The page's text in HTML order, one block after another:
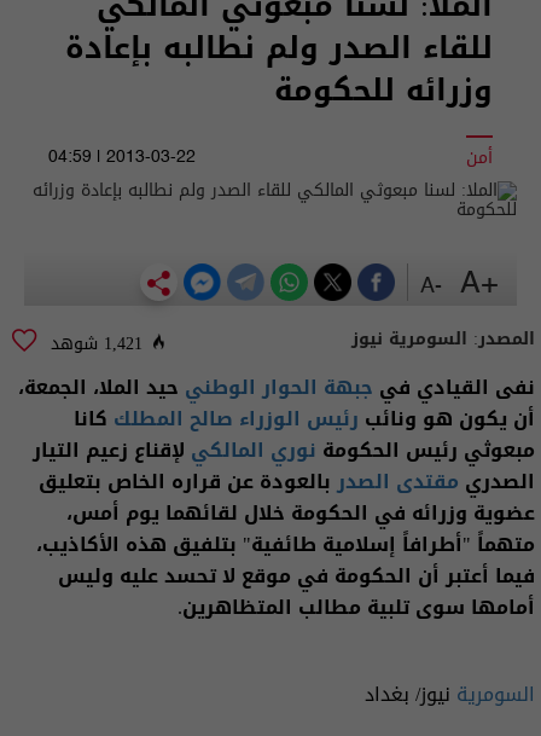
للقاء الصدر ولم نطالبه بإعادة
وزرائه للحكومة
أمن 2013-03-22 | 04:59
المصدر: السومرية نيوز 1,421 شوهد
نفى القيادي في جبهة الحوار الوطني حيد الملا، الجمعة،
أن يكون هو ونائب رئيس الوزراء صالح المطلك كانا
مبعوثي رئيس الحكومة نوري المالكي لإقناع زعيم التيار
الصدري مقتدى الصدربالعودة عن قراره الخاص بتعليق
عضوية وزرائه في الحكومة خلال لقائهما يوم أمس،
متهماً "أطرافاً إسلامية طائفية" بتلفيق هذه الأكاذيب،
فيما أعتبر أن الحكومة في موقع لا تحسد عليه وليس
أمامها سوى تلبية مطالب المتظاهرين.
السومرية نيوز/ بغداد
+A
-A